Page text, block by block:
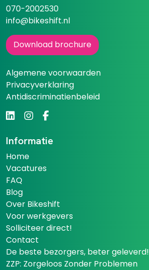
070-2002530
info@bikeshift.nl
Download brochure
Algemene voorwaarden
Privacyverklaring
Antidiscriminatienbeleid
Informatie
Home
Vacatures
FAQ
Blog
Over Bikeshift
Voor werkgevers
Solliciteer direct!
Contact
De beste bezorgers, beter geleverd!
ZZP: Zorgeloos Zonder Problemen